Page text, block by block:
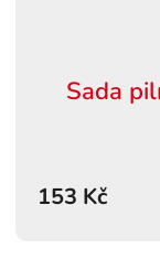
Sada
153 Kč